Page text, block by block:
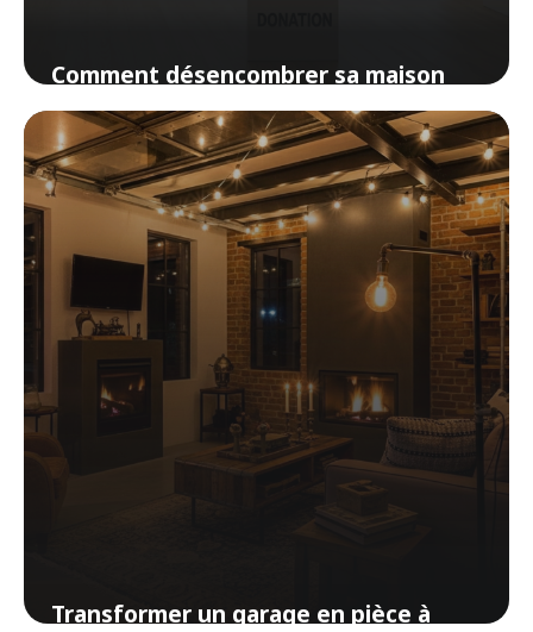
Comment désencombrer sa maison
sans tout jeter (ni culpabiliser)
29 mars 2026
Transformer un garage en pièce à